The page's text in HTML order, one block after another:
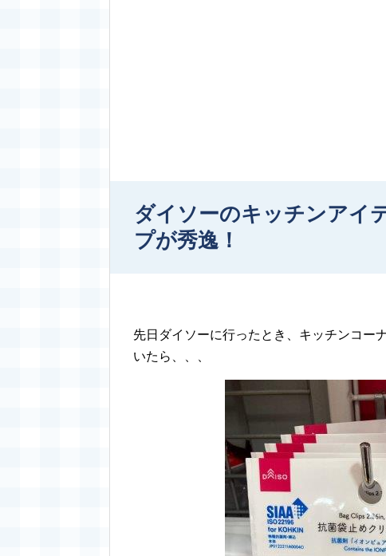
ダイソーのキッチンア
プが秀逸！
先日ダイソーに行ったとき、キッチンコー
いたら、、、